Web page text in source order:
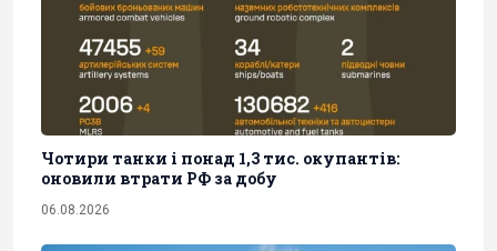
Чотири танки і понад 1,3 тис. окупантів:
оновили втрати РФ за добу
06.08.2026